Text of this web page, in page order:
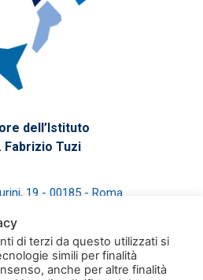
dell’Istituto
Fabrizio Tuzi
19 - 00185 - Roma
di terzi da questo utilizzati si
simili per finalità
anche per altre finalità